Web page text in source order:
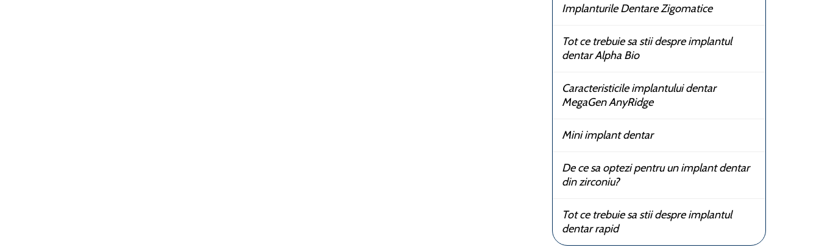
Implanturile Dentare Zigomatice
Tot ce trebuie sa stii despre implantul
dentar Alpha Bio
Caracteristicile implantului dentar
MegaGen AnyRidge
Mini implant dentar
De ce sa optezi pentru un implant dentar
din zirconiu?
Tot ce trebuie sa stii despre implantul
dentar rapid